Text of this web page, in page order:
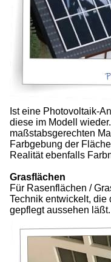
Ist eine Photovoltaik-
diese im Modell
maßstabsgerechten
Farbgebung der
Realität ebenfalls
Grasflächen
Für Rasenflächen /
Technik entwickelt, die
gepflegt aussehen läßt.